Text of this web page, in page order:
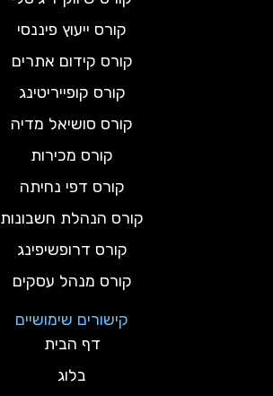
קורס ייעוץ פיננסי
קורס קידום אתרים
קורס קופייריטינג
קורס סושיאל מדיה
קורס מכירות
קורס דפי נחיתה
קורס הנהלת חשבונות
קורס דרופשיפינג
קורס מנהל עסקים
קישורים שימושיים
דף הבית
בלוג